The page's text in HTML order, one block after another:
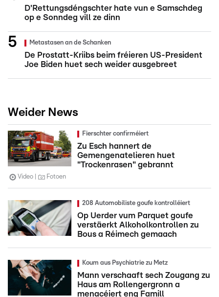
D'Rettungsdéngschter hate vun e Samschdeg
op e Sonndeg vill ze dinn
Metastasen an de Schanken
De Prostatt-Kriibs beim fréieren US-President
Joe Biden huet sech weider ausgebreet
Weider News
Fierschter confirméiert
Zu Esch hannert de
Gemengenatelieren huet
"Trockenrasen" gebrannt
Video Fotoen
208 Automobiliste goufe kontrolléiert
Op Uerder vum Parquet goufe
verstäerkt Alkoholkontrollen zu
Bous a Réimech gemaach
Koum aus Psychiatrie zu Metz
Mann verschaaft sech Zougang zu
Haus am Rollengergronn a
menacéiert eng Famill